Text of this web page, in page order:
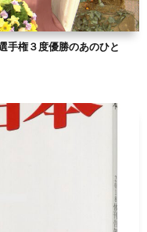
手権３度優勝のあのひと